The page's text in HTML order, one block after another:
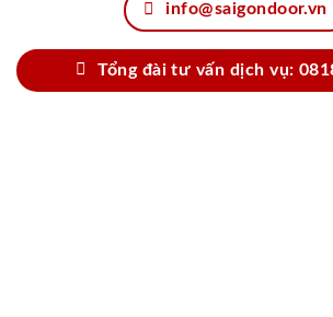
info@saigondoor.vn
Tổng đài tư vấn dịch vụ: